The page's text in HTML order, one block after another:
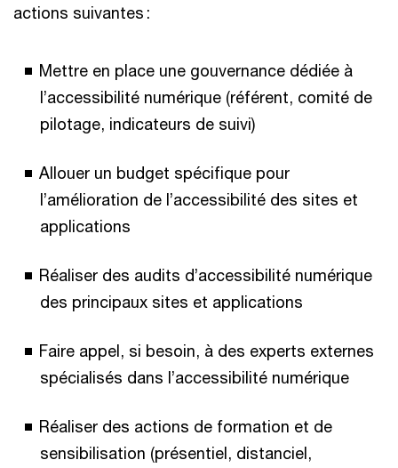
actions suivantes :
Mettre en place une gouvernance dédiée à
l’accessibilité numérique (référent, comité de
pilotage, indicateurs de suivi)
Allouer un budget spécifique pour
l’amélioration de l’accessibilité des sites et
applications
Réaliser des audits d’accessibilité numérique
des principaux sites et applications
Faire appel, si besoin, à des experts externes
spécialisés dans l’accessibilité numérique
Réaliser des actions de formation et de
sensibilisation (présentiel, distanciel,